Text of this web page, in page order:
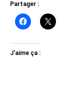
Partager :
J’aime ça :